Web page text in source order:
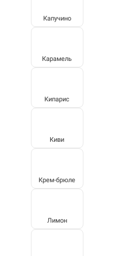
Капучино
Карамель
Кипарис
Киви
Крем-брюле
Лимон